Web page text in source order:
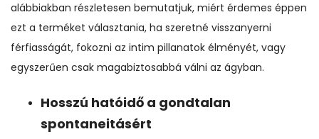
alábbiakban részletesen bemutatjuk, miért érdemes éppen
ezt a terméket választania, ha szeretné visszanyerni
férfiasságát, fokozni az intim pillanatok élményét, vagy
egyszerűen csak magabiztosabbá válni az ágyban.
Hosszú hatóidő a gondtalan
spontaneitásért